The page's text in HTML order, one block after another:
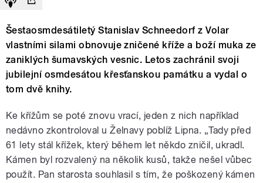
Šestaosmdesátiletý Stanislav Schneedorf z Volar
vlastními silami obnovuje zničené kříže a boží muka ze
zaniklých šumavských vesnic. Letos zachránil svoji
jubilejní osmdesátou křesťanskou památku a vydal o
tom dvě knihy.
Ke křížům se poté znovu vrací, jeden z nich například
nedávno zkontroloval u Želnavy poblíž Lipna. „Tady před
61 lety stál křížek, který během let někdo zničil, ukradl.
Kámen byl rozvalený na několik kusů, takže nešel vůbec
použít. Pan starosta souhlasil s tím, že poškozený kámen